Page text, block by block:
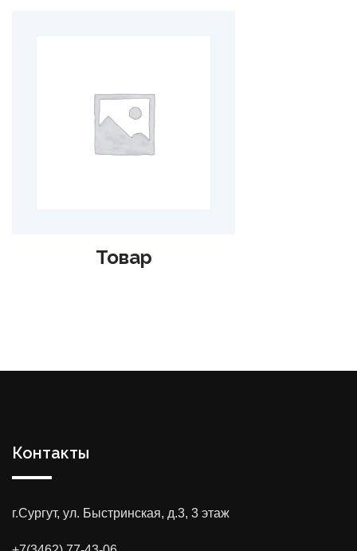
Товар
Контакты
г.Сургут, ул. Быстринская, д.3, 3 этаж